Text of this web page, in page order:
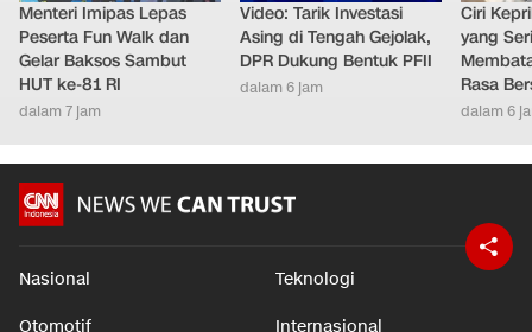
Menteri Imipas Lepas
Peserta Fun Walk dan
Gelar Baksos Sambut
HUT ke-81 RI
dalam 7 jam
Video: Tarik Investasi
Asing di Tengah Gejolak,
DPR Dukung Bentuk PFII
dalam 6 jam
Ciri
yang
Rasa
dalam 6
Nasional Teknologi
Otomotif Internasional